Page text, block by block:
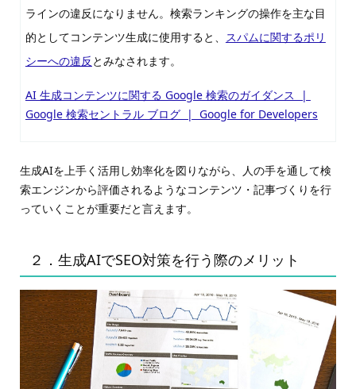
ラインの違反になりません。検索ランキングの操作を主な目
的としてコンテンツ生成に使用すると、 スパムに関するポリ
シーへの違反 とみなされます。
AI 生成コンテンツに関する Google 検索のガイダンス |
Google 検索セントラル ブログ | Google for Developers
生成AIを上手く活用し効率化を図りながら、人の手を通して検
索エンジンから評価されるようなコンテンツ・記事づくりを行
っていくことが重要だと言えます。
２．生成AIでSEO対策を行う際のメリット